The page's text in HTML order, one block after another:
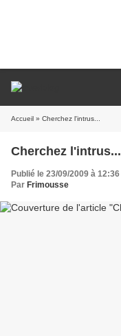
Accueil » Cherchez l'intrus...
Cherchez l'intrus...
Publié le 23/09/2009 à 12:36
Par Frimousse